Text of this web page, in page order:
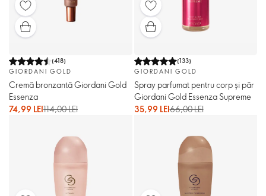
(418)
GIORDANI GOLD
Cremă bronzantă Giordani Gold
Essenza
74,99 LEI114,00 LEI
(133)
GIORDANI GOLD
Spray parfumat pentru corp și păr
Giordani Gold Essenza Supreme
35,99 LEI66,00 LEI